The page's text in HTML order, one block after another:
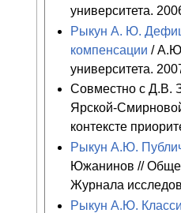
университета.
Рыкун А. Ю.
компенсации /
университета.
Совместно с Д.В.
Ярской-
контексте
Рыкун А.Ю.
Южанинов //
Журнала
Рыкун А.Ю.